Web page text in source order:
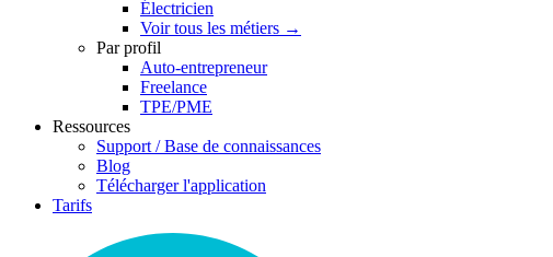
Électricien
Voir tous les métiers →
Par profil
Auto-entrepreneur
Freelance
TPE/PME
Ressources
Support / Base de connaissances
Blog
Télécharger l'application
Tarifs